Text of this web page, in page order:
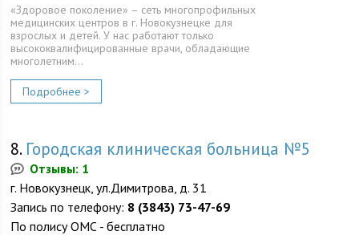
«Здоровое поколение» – сеть многопрофильных
медицинских центров в г. Новокузнецке для
взрослых и детей. У нас работают только
высококвалифицированные врачи, обладающие
многолетним…
Подробнее >
8. Городская клиническая больница №5
Отзывы: 1
г. Новокузнецк, ул.Димитрова, д. 31
Запись по телефону: 8 (3843) 73-47-69
По полису ОМС - бесплатно